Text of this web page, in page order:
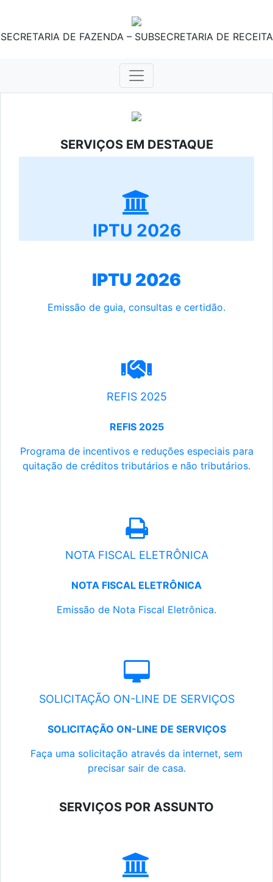
SECRETARIA DE FAZENDA – SUBSECRETARIA DE RECEITA
SERVIÇOS EM DESTAQUE
IPTU 2026
IPTU 2026
Emissão de guia, consultas e certidão.
REFIS 2025
REFIS 2025
Programa de incentivos e reduções especiais para
quitação de créditos tributários e não tributários.
NOTA FISCAL ELETRÔNICA
NOTA FISCAL ELETRÔNICA
Emissão de Nota Fiscal Eletrônica.
SOLICITAÇÃO ON-LINE DE SERVIÇOS
SOLICITAÇÃO ON-LINE DE SERVIÇOS
Faça uma solicitação através da internet, sem
precisar sair de casa.
SERVIÇOS POR ASSUNTO